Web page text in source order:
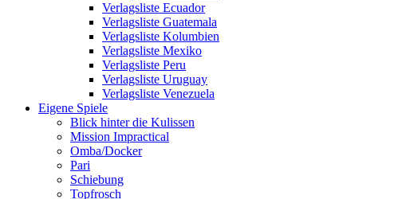
Verlagsliste Ecuador
Verlagsliste Guatemala
Verlagsliste Kolumbien
Verlagsliste Mexiko
Verlagsliste Peru
Verlagsliste Uruguay
Verlagsliste Venezuela
Eigene Spiele
Blick hinter die Kulissen
Mission Impractical
Omba/Docker
Pari
Schiebung
Topfrosch